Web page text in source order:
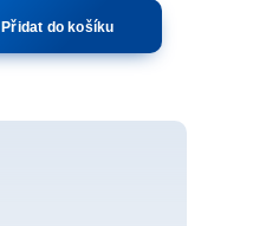
Přidat do košíku